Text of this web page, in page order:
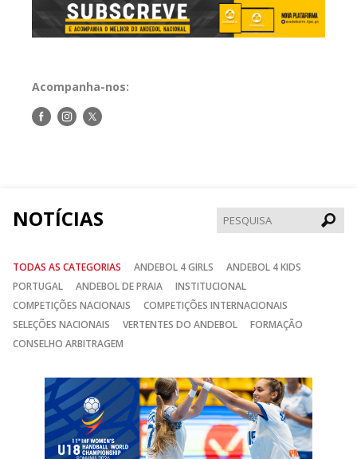
Acompanha-nos:
Siga-Siga-Siga-
NOTÍCIAS
TODAS AS CATEGORIAS ANDEBOL 4 GIRLS
ANDEBOL 4 KIDS
PORTUGAL
ANDEBOL DE PRAIA
INSTITUCIONAL
COMPETIÇÕES NACIONAIS
COMPETIÇÕES INTERNACIONAIS
SELEÇÕES NACIONAIS
VERTENTES DO ANDEBOL
FORMAÇÃO
CONSELHO ARBITRAGEM
Anterior